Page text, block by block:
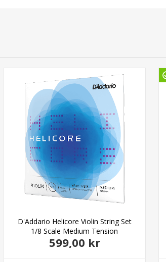
D'Addario Helicore Violin String Set
1/8 Scale Medium Tension
599,00 kr